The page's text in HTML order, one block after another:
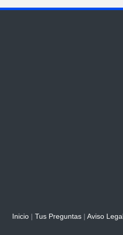
Inicio Tus Preguntas Aviso Legal